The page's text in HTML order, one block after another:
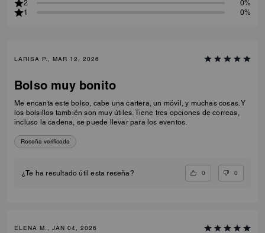
2
0%
1
0%
LARISA P., MAR 12, 2026
Bolso muy bonito
Me encanta este bolso, cabe una cartera, un móvil, y muchas cosas. Y
los bolsillos también son muy útiles. Tiene tres opciones de correas,
incluso la cadena, se puede llevar para los eventos.
Reseña verificada
¿Te ha resultado útil esta reseña? 0 0
ELENA M., JAN 04, 2026